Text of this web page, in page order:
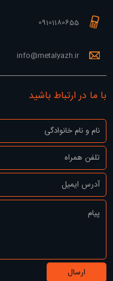
09101180655
info@metalyazh.ir
با ما در ارتباط باشید